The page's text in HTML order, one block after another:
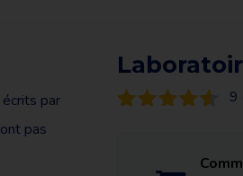
par
pas
9